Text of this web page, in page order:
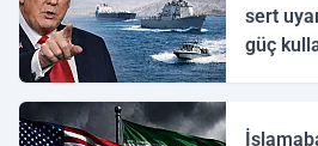
sert
güç